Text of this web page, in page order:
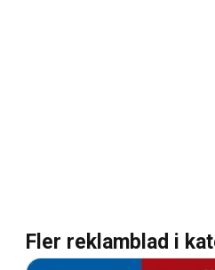
Fler reklamblad i